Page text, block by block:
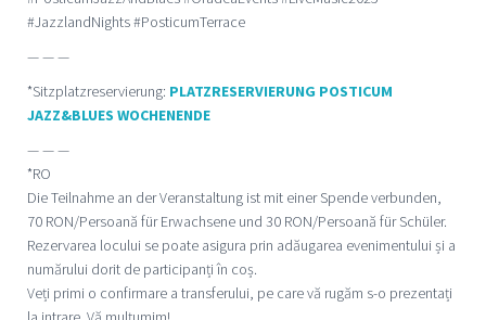
#JazzlandNights #PosticumTerrace
— — —
*Sitzplatzreservierung: PLATZRESERVIERUNG POSTICUM
JAZZ&BLUES WOCHENENDE
— — —
*RO
Die Teilnahme an der Veranstaltung ist mit einer Spende verbunden,
70 RON/Persoană für Erwachsene und 30 RON/Persoană für Schüler.
Rezervarea locului se poate asigura prin adăugarea evenimentului și a
numărului dorit de participanți în coș.
Veți primi o confirmare a transferului, pe care vă rugăm s-o prezentați